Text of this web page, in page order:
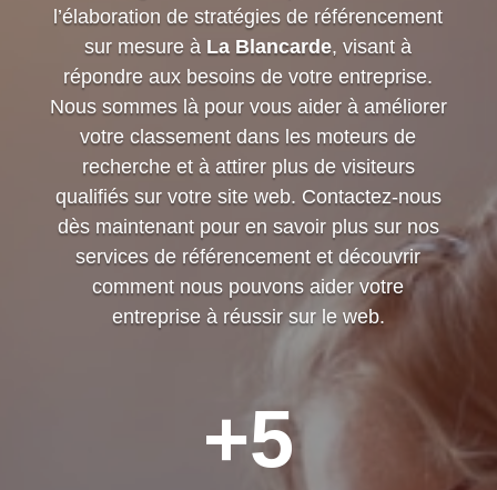
l’élaboration de stratégies de référencement
sur mesure à La Blancarde, visant à
répondre aux besoins de votre entreprise.
Nous sommes là pour vous aider à améliorer
votre classement dans les moteurs de
recherche et à attirer plus de visiteurs
qualifiés sur votre site web. Contactez-nous
dès maintenant pour en savoir plus sur nos
services de référencement et découvrir
comment nous pouvons aider votre
entreprise à réussir sur le web.
+5